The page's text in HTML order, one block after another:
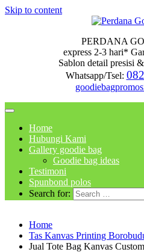
Skip to content
PERDANA
express 2-3 hari*
Sablon detail presisi
Whatsapp/Tsel:
Home
Hubungi Kami
Gallery goodie bag
Goodie bag ideas
Testimoni
Spunbond polos
Search for:
Home
Tas Kanvas Printing
Jual Tote Bag Kanvas